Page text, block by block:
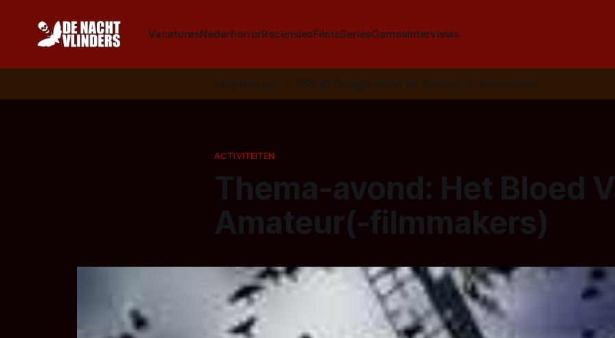
VacaturesNederhorrorRecensiesFilmsSeriesGamesInterviews
Volg ons op: 📣 RSS 📰 Google News 🦋 Bluesky ✉️ Nieuwsbrief
ACTIVITEITEN
Thema-avond: Het Bloed
Amateur(-filmmakers)